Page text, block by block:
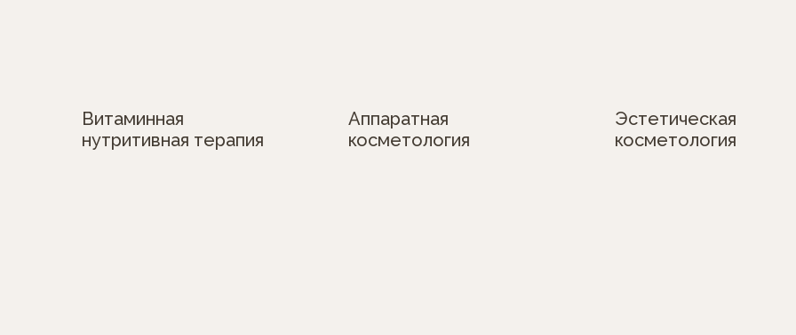
Витаминная
нутритивная терапия
Аппаратная
косметология
Эстетическая
косметология